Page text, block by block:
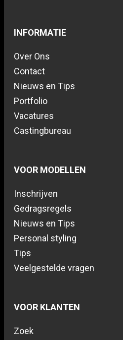
INFORMATIE
Over Ons
Contact
Nieuws en Tips
Portfolio
Vacatures
Castingbureau
VOOR MODELLEN
Inschrijven
Gedragsregels
Nieuws en Tips
Personal styling
Tips
Veelgestelde vragen
VOOR KLANTEN
Zoek